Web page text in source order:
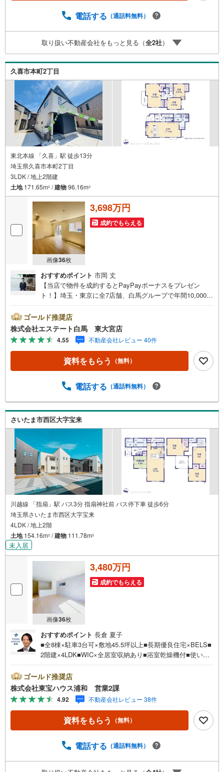
す）◇TOHO HOUSE CLUBで生涯の安心をお届け◇東宝ハ
グ、かけつけサポート、Club Offプレミアムなど多彩なサー
ビスがございます
電話する （通話料無料）
取り扱い不動産会社をもっと見る（全2社）
久喜市本町2丁目
東北本線 「久喜」駅 徒歩13分
埼玉県久喜市本町2丁目
3LDK / 地上2階建
土地171.65m2 /建物96.16m2
画像36枚
3,698万円
成約でもらえる
おすすめポイント 市岡 丈
【当店で物件を成約するとPayPayボーナスをプレゼン
ト！】埼玉・東京に全7店舗、白馬グループで年間10,000人
築・リフォーム・資金計画のプロが、より良いご提案をい
たします。～人気のリモート見学・リモート相談サービス
～・小さいお子様や家事で外出できない、天気が悪く外出
したくない時・LINEやZOOMなど無料のアプリですぐにご
利用いただけます・リモート見学はスタッフがご興味ある
物件の現地から映像をお届けします・写真では伝わりにく
「見え方」などもしっかり確認できます・リモート相談は
ャルプランナーと1対1で・バーチャル背景でプライバシー
も安心・忙しいパートナーに変わって予め確認も・別々の
場所から家族みんなで参加もできます・お気軽にご相談下
さい～営業時間～9:30～18:30こちらのお時間でしたらお電
話でのお問合せがスムーズですお気軽にお問合せください
ゴールド推奨店
株式会社エステート白馬 東大宮店
4.55 不動産会社レビュー 40件
資料をもらう （無料）
電話する （通話料無料）
さいたま市西区大字宝来
川越線 「指扇」駅 バス3分 指扇神社前 バス停下車 徒歩6分
埼玉県さいたま市西区大字宝来
4LDK / 地上2階
土地154.16m2 /建物 111.78m2
未入居
画像36枚
3,480万円
成約でもらえる
おすすめポイント 長倉 夏子
■全8棟×駐車3台可×敷地45.5坪以上■長期優良住宅×BELS■
2階建×4LDK■WIC×全居室収納あり■浴室乾燥機付■使い勝
ーン講座」プレゼント！営業時間:7:00～22:00（年中無
休）こちらの時間帯はお電話でのお問い合わせがスムーズ
にご案内できますぜひお気軽にご連絡下さい！東宝ハウス
ライフソリューションズグループ 東宝ハウス浦和 特別
提携金利〔一例〕東宝ハウス浦和の住宅ローン■変動金利全
期間引下げプラン⇒住宅ローン金利優遇割の最大適用《0.8
期間35年の総返済額の差額:303万円※2026年7月末実行分ま
の安心をお届け◇東宝ハウスのライフパートナーが直接ご
ゴールド推奨店
株式会社東宝ハウス浦和 営業2課
4.92 不動産会社レビュー 38件
資料をもらう （無料）
電話する （通話料無料）